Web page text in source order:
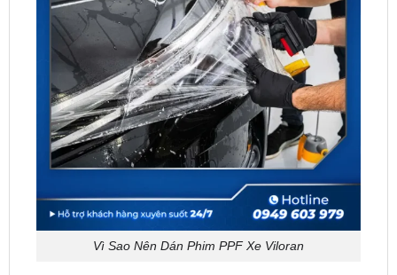
Vì Sao Nên Dán Phim PPF Xe Viloran
Quy Trình Dán PPF Viloran